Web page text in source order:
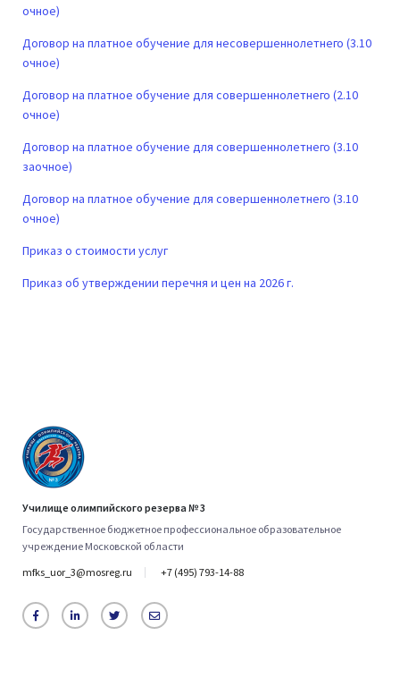
очное)
Договор на платное обучение для несовершеннолетнего (3.10
очное)
Договор на платное обучение для совершеннолетнего (2.10
очное)
Договор на платное обучение для совершеннолетнего (3.10
заочное)
Договор на платное обучение для совершеннолетнего (3.10
очное)
Приказ о стоимости услуг
Приказ об утверждении перечня и цен на 2026 г.
Училище олимпийского резерва № 3
Государственное бюджетное профессиональное образовательное
учреждение Московской области
mfks_uor_3@mosreg.ru
+7 (495) 793-14-88